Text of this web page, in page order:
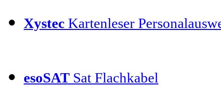
Xystec Kartenleser
esoSAT Sat Flachkabel